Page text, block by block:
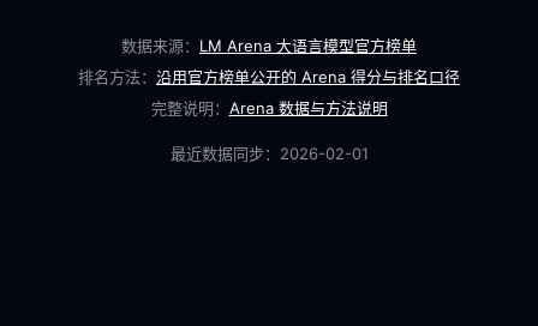
数据来源： LM Arena 大语言模型官方榜单
排名方法： 沿用官方榜单公开的 Arena 得分与排名口径
完整说明： Arena 数据与方法说明
最近数据同步： 2026-02-01